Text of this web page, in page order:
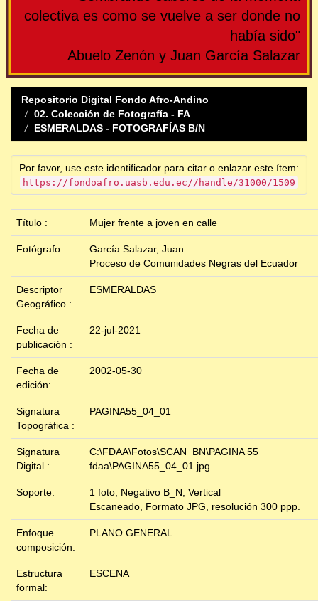
colectiva es como se vuelve a ser donde no
había sido"
Abuelo Zenón y Juan García Salazar
Repositorio Digital Fondo Afro-Andino
02. Colección de Fotografía - FA
ESMERALDAS - FOTOGRAFÍAS B/N
Por favor, use este identificador para citar o enlazar este ítem:
https://fondoafro.uasb.edu.ec//handle/31000/1509
Título : Mujer frente a joven en calle
Fotógrafo:
García Salazar, Juan
Proceso de Comunidades Negras del Ecuador
Descriptor
Geográfico :
ESMERALDAS
Fecha de
publicación :
22-jul-2021
Fecha de
edición:
2002-05-30
Signatura
Topográfica :
PAGINA55_04_01
Signatura
Digital :
C:\FDAA\Fotos\SCAN_BN\PAGINA 55
fdaa\PAGINA55_04_01.jpg
Soporte:
1 foto, Negativo B_N, Vertical
Escaneado, Formato JPG, resolución 300 ppp.
Enfoque
composición:
PLANO GENERAL
Estructura
formal:
ESCENA